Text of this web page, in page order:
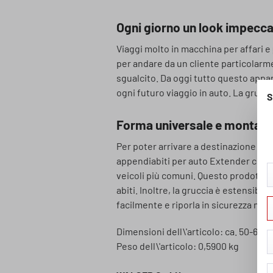
Ogni giorno un look
Viaggi molto in macchina per affari
per andare da un cliente
sgualcito. Da oggi tutto questo
ogni futuro viaggio in auto. La
Forma universale e
Per poter arrivare a destinazione
appendiabiti per auto Extender che
veicoli più comuni. Questo prodotto
abiti. Inoltre, la gruccia è
facilmente e riporla in sicurezza
Dimensioni dell\'articolo: ca. 50-
Peso dell\'articolo: 0,5900 kg